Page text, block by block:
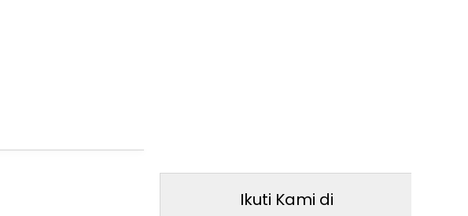
Ikuti Kami di